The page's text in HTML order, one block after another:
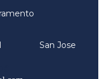
San Jose